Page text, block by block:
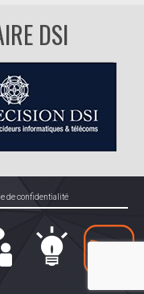
DSI
de confidentialité